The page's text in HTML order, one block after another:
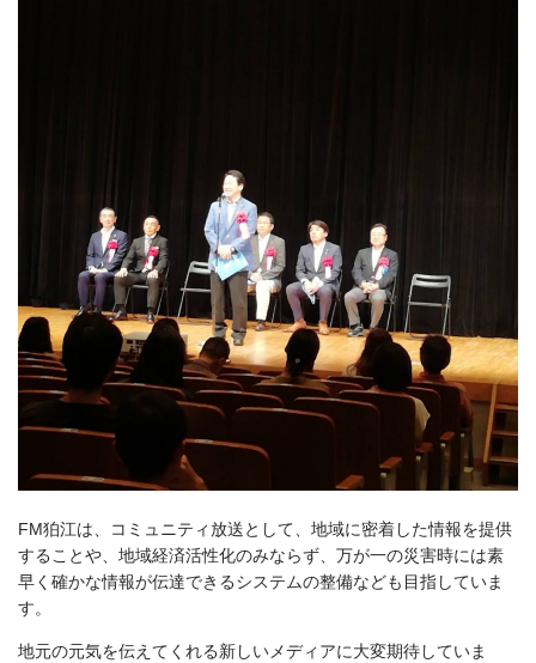
FM狛江は、コミュニティ放送として、地域に密着した情報を提供
することや、地域経済活性化のみならず、万が一の災害時には素
早く確かな情報が伝達できるシステムの整備なども目指していま
す。
地元の元気を伝えてくれる新しいメディアに大変期待していま